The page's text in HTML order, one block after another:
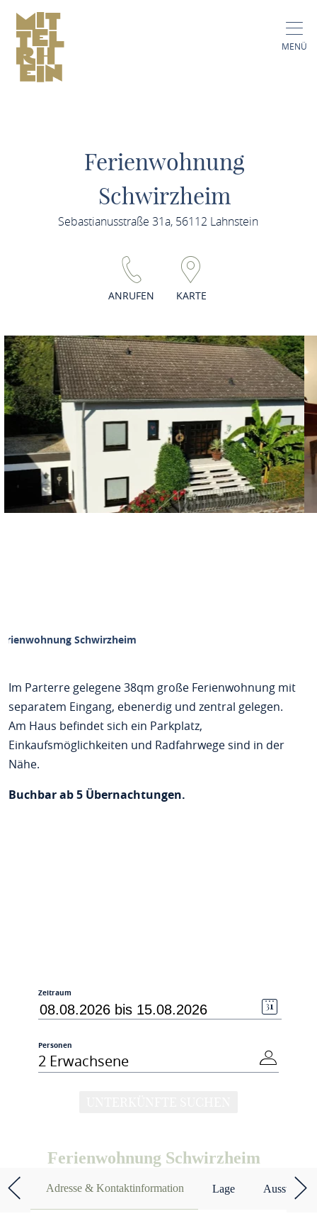
MENÜ
Ferienwohnung
Schwirzheim
Sebastianusstraße 31a, 56112 Lahnstein
ANRUFEN KARTE
Schwirzheim
Im Parterre gelegene 38qm große Ferienwohnung mit
separatem Eingang, ebenerdig und zentral gelegen.
Am Haus befindet sich ein Parkplatz,
Einkaufsmöglichkeiten und Radfahrwege sind in der
Nähe.
Buchbar ab 5 Übernachtungen.
Zeitraum
Personen
2 Erwachsene
Ferienwohnung Schwirzheim
Adresse & Kontaktinformation Lage